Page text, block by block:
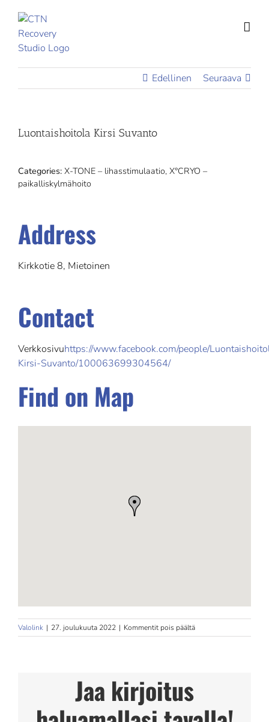
content
Edellinen Seuraava
Luontaishoitola Kirsi Suvanto
Categories: X-TONE – lihasstimulaatio, X°CRYO –
paikalliskylmähoito
Address
Kirkkotie 8, Mietoinen
Contact
Verkkosivuhttps://www.facebook.com/people/
Kirsi-Suvanto/100063699304564/
Find on Map
Valolink | 27. joulukuuta 2022 | Kommentit pois päältäartikkelissa
Luontaishoitola
Jaa kirjoitus